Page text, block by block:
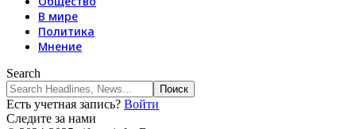
В мире
Политика
Мнение
Search
Есть учетная запись? Войти
Следите за нами